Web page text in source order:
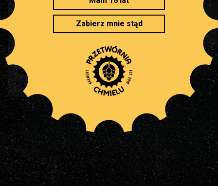
Miło, że jesteś! Zabierz mnie stąd